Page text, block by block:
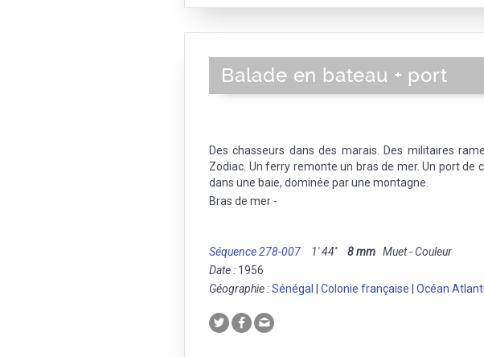
Balade en bateau + port
Des chasseurs dans des marais. Des militaires
Zodiac. Un ferry remonte un bras de mer. Un port de
dans une baie, dominée par une montagne.
Bras de mer -
Séquence 278-007 1' 44'' 8 mm Muet - Couleur
Date : 1956
Géographie :Sénégal Colonie française Océan